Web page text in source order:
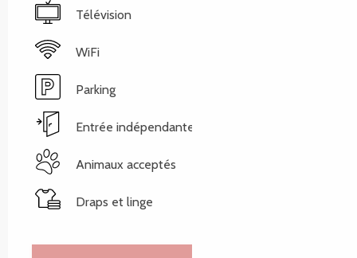
Télévision
WiFi
Parking
Entrée indépendante
Animaux acceptés
Draps et linge